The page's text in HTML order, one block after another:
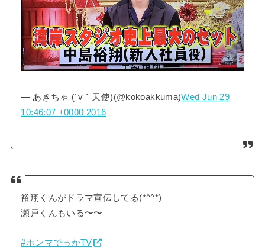
— あきちゃ (´v｀天使)(@kokoakkuma)Wed Jun 29
10:46:07 +0000 2016
裕翔くんがドラマ宣伝してる(*^^*)
瀬戸くんもいる〜〜
#ホンマでっかTV